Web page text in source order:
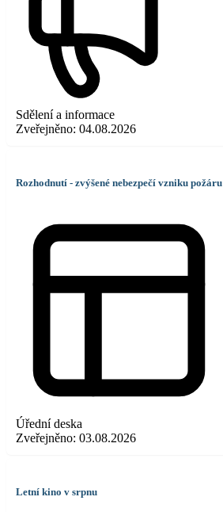
Sdělení a informace
Zveřejněno: 04.08.2026
Rozhodnutí - zvýšené nebezpečí vzniku požáru
Úřední deska
Zveřejněno: 03.08.2026
Letní kino v srpnu